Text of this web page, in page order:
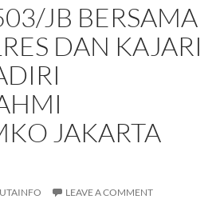
JB BERSAMA
DAN KAJARI
JAKARTA
LEAVE A COMMENT